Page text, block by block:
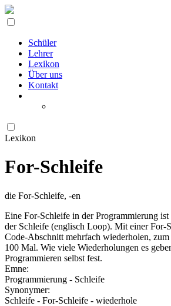
Schüler
Lehrer
Lexikon
Über uns
Kontakt
Lexikon
For-Schleife
die For-Schleife, -en
Eine For-Schleife in der Programmierung ist
der Schleife (englisch Loop). Mit einer For-
Code-Abschnitt mehrfach wiederholen,
100 Mal. Wie viele Wiederholungen es
Programmieren selbst fest.
Emne:
Programmierung - Schleife
Synonymer:
Schleife - For-Schleife - wiederhole